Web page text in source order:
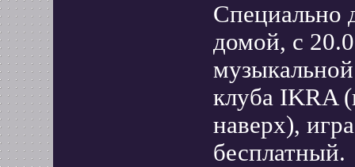
Специально
домой, с
клуба IKRA
наверх),
бесплатный.